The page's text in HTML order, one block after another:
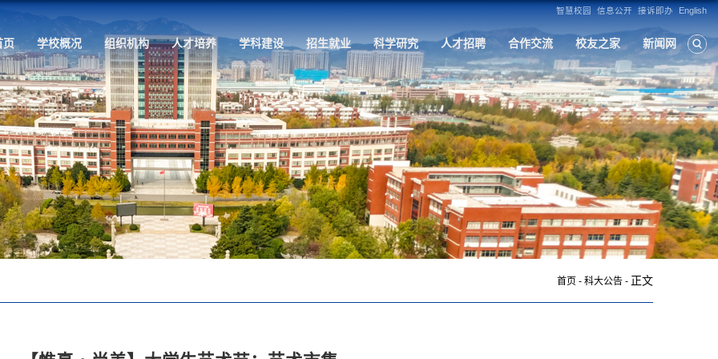
首页 学校概况 组织机构 人才培养 学科建设 招生就业 科
首页 -科大公告 - 正文